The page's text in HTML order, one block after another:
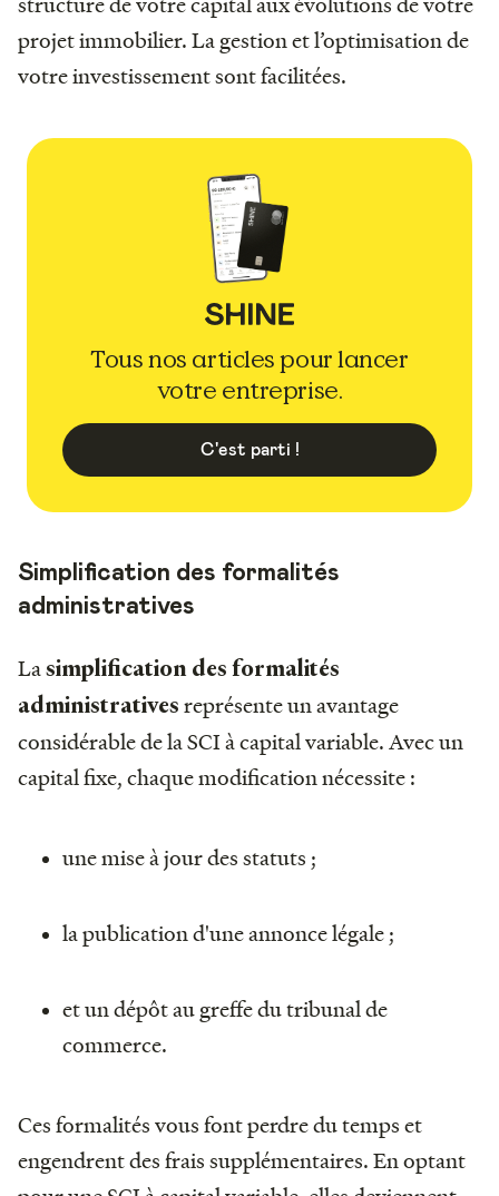
projet immobilier. La gestion et l’optimisation de
votre investissement sont facilitées.
Tous nos articles pour lancer
votre entreprise.
C'est parti !
Simplification des formalités
administratives
Lasimplification des formalités
administratives représente un avantage
considérable de la SCI à capital variable. Avec un
capital fixe, chaque modification nécessite :
une mise à jour des statuts ;
la publication d'une annonce légale ;
et un dépôt au greffe du tribunal de
commerce.
Ces formalités vous font perdre du temps et
engendrent des frais supplémentaires. En optant